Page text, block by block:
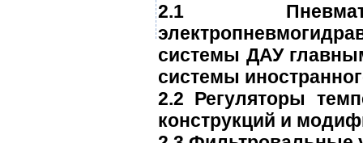
2.1
системы ДАУ
системы
2.2 Регуляторы
конструкций и